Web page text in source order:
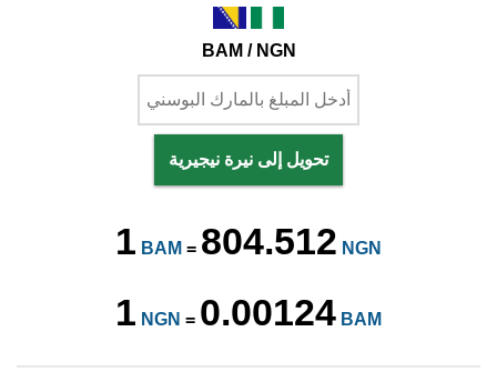
BAM / NGN
تحويل إلى نيرة نيجيرية
1 BAM = 804.512 NGN
1 NGN = 0.00124 BAM